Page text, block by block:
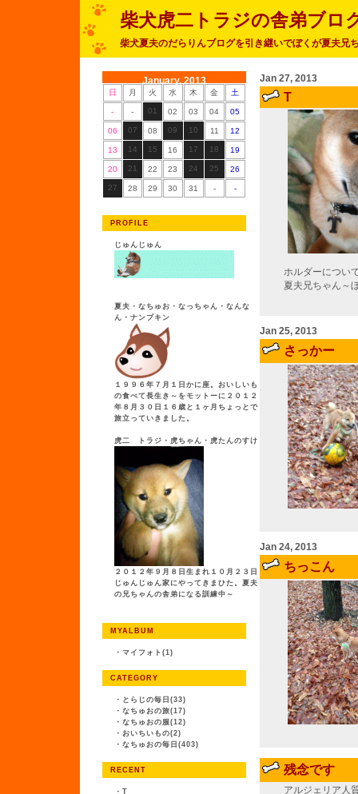
柴犬虎二トラジの舎弟ブロ
柴犬夏夫のだらりんブログを引き継いでぼくが夏夫兄
January, 2013
日 月 火 水 木 金 土
- - 01 02 03 04 05
06 07 08 09 10 11 12
13 14 15 16 17 18 19
20 21 22 23 24 25 26
27 28 29 30 31 - -
PROFILE
じゅんじゅん
夏夫・なちゅお・なっちゃん・なんな
ん・ナンプキン
１９９６年７月１日かに座。おいしいも
の食べて長生き～をモットーに２０１２
年８月３０日１６歳と１ヶ月ちょっとで
旅立っていきました。
虎二 トラジ・虎ちゃん・虎たんのすけ
２０１２年９月８日生まれ１０月２３日
じゅんじゅん家にやってきまひた。夏夫
の兄ちゃんの舎弟になる訓練中～
MYALBUM
・ マイフォト(1)
CATEGORY
・ とらじの毎日(33)
・ なちゅおの旅(17)
・ なちゅおの服(12)
・ おいちいもの(2)
・ なちゅおの毎日(403)
RECENT
・ T
Jan 27, 2013
T
ホルダーについ
夏夫兄ちゃん～
Jan 25, 2013
さっかー
Jan 24, 2013
ちっこん
残念です
アルジェリア人